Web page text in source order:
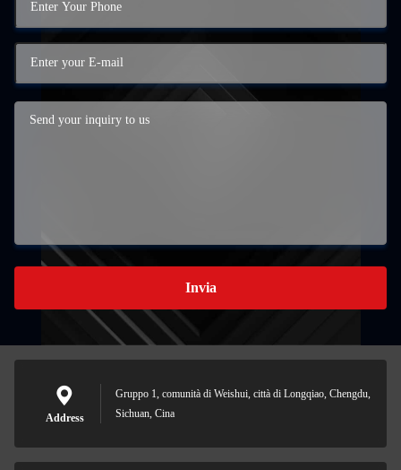
Invia
Address
Gruppo 1, comunità di Weishui, città di Longqiao, Chengdu,
Sichuan, Cina